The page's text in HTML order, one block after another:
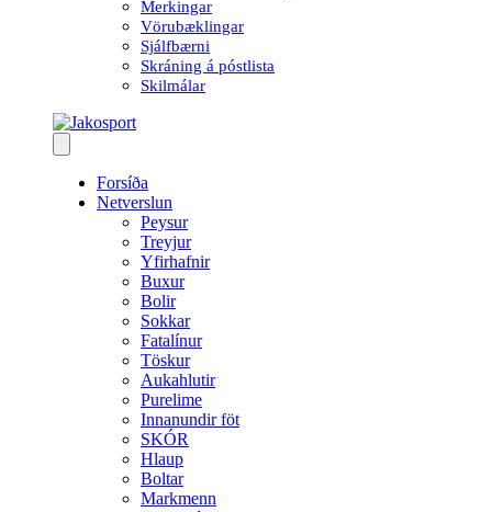
Merkingar
Vörubæklingar
Sjálfbærni
Skráning á póstlista
Skilmálar
Forsíða
Netverslun
Peysur
Treyjur
Yfirhafnir
Buxur
Bolir
Sokkar
Fatalínur
Töskur
Aukahlutir
Purelime
Innanundir föt
SKÓR
Hlaup
Boltar
Markmenn